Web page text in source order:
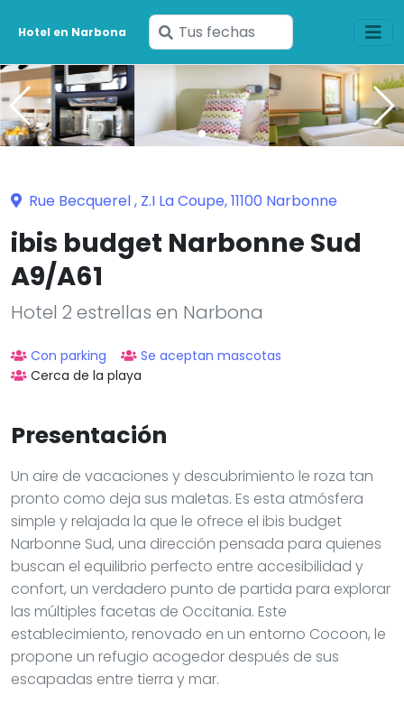
Hotel en Narbona
Ingresa
tus
fechas
Rue Becquerel , Z.I La Coupe, 11100 Narbonne
ibis budget Narbonne Sud
A9/A61
Hotel 2 estrellas en Narbona
Con parking
Se aceptan mascotas
Cerca de la playa
Presentación
Un aire de vacaciones y descubrimiento le roza tan
pronto como deja sus maletas. Es esta atmósfera
simple y relajada la que le ofrece el ibis budget
Narbonne Sud, una dirección pensada para quienes
buscan el equilibrio perfecto entre accesibilidad y
confort, un verdadero punto de partida para explorar
las múltiples facetas de Occitania. Este
establecimiento, renovado en un entorno Cocoon, le
propone un refugio acogedor después de sus
escapadas entre tierra y mar.